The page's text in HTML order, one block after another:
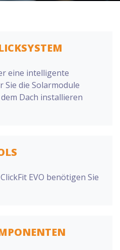
eine intelligente
Sie die Solarmodule
Dach installieren
EVO benötigen Sie